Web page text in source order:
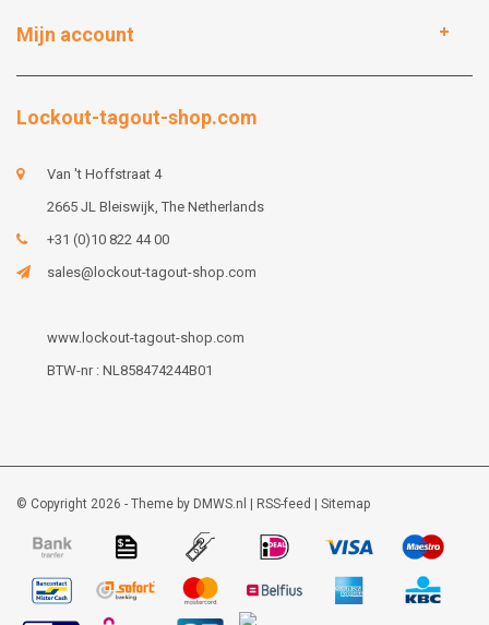
Mijn account
Lockout-tagout-shop.com
Van 't Hoffstraat 4
2665 JL Bleiswijk, The Netherlands
+31 (0)10 822 44 00
sales@lockout-tagout-shop.com
www.lockout-tagout-shop.com
BTW-nr : NL858474244B01
© Copyright 2026 - Theme by DMWS.nl RSS-feed Sitemap